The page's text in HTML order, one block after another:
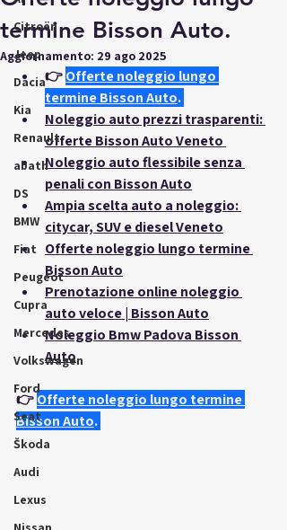
Citroën
Jeep
Dacia
Kia
Renault
abath
DS
BMW
Fiat
Peugeot
Cupra
Mercedes
Volkswagen
Ford
Seat
Škoda
Audi
Lexus
termine Bisson Auto.
Aggiornamento: 29 ago 2025
👉Offerte noleggio lungo
termine Bisson Auto.
Noleggio auto prezzi trasparenti:
offerte Bisson Auto Veneto
Noleggio auto flessibile senza
penali con Bisson Auto
Ampia scelta auto a noleggio:
citycar, SUV e diesel Veneto
Offerte noleggio lungo termine
Bisson Auto
Prenotazione online noleggio
auto veloce | Bisson Auto
Noleggio Bmw Padova Bisson
Auto
👉Offerte noleggio lungo termine
Bisson Auto.